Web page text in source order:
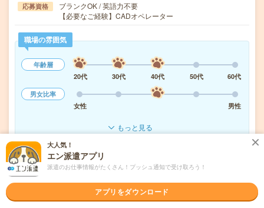
応募資格
ブランクOK / 英語力不要
【必要なご経験】CADオペレーター
職場の雰囲気
年齢層
20代
30代 40代 50代
60代
男女比率
女性
男性
もっと見る
気になる! 応募へ進む 詳しく見る
派遣会社 株式会社パソナ
大人気！
エン派遣アプリ
派遣のお仕事情報がたくさん！プッシュ通知で受け取ろう！
アプリをダウンロード